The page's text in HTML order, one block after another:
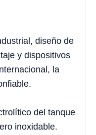
diseño de
y dispositivos
la
del tanque
inoxidable.